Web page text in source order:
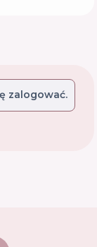
zalogować.